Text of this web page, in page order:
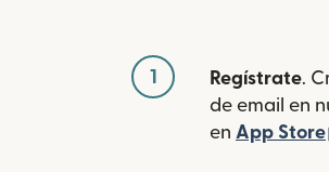
1 Regístrate.
de email en
en App Store